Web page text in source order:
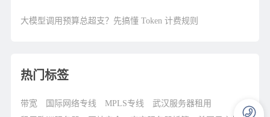
大模型调用预算总超支？先搞懂 Token 计费规则
热门标签
带宽 国际网络专线 MPLS专线
武汉服务器租用